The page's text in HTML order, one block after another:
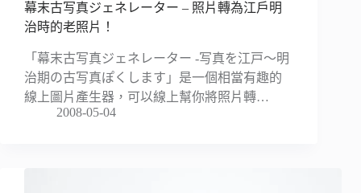
幕末古写真ジェネレーター – 照片轉為江戶明
治時的老照片！
「幕末古写真ジェネレーター -写真を江戸〜明
治期の古写真ぽくします」是一個相當有趣的
線上圖片產生器，可以線上幫你將照片轉…
2008-05-04